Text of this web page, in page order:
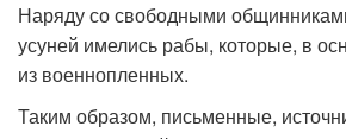
Наряду со свободными
усуней имелись рабы, которые, в
из военнопленных.
Таким образом, письменные,